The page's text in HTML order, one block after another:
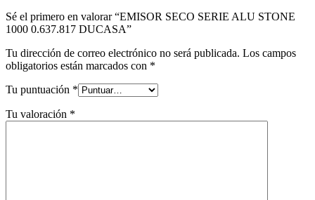
Sé el primero en valorar “EMISOR SECO SERIE ALU STONE
1000 0.637.817 DUCASA”
Tu dirección de correo electrónico no será publicada. Los campos
obligatorios están marcados con *
Tu puntuación *
Tu valoración *